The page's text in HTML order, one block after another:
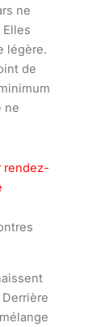
ne
légère.
de
ne
rendez-